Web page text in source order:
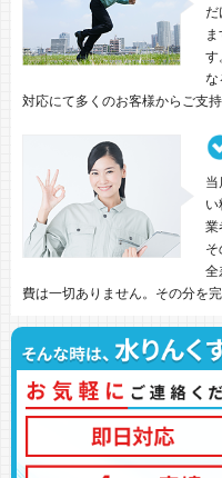
だ
す
な
対応にて多くのお客様からご支
業
全
費は一切ありません。その分を